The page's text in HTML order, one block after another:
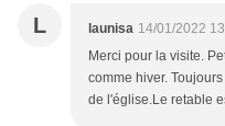
L launisa 14/01/2022
Merci pour la visite.
comme hiver.
de l'église.Le retable